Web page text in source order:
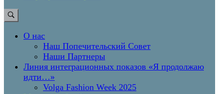
О нас
Наш Попечительский Совет
Наши Партнеры
Линия интеграционных показов «Я продолжаю
идти…»
Volga Fashion Week 2025